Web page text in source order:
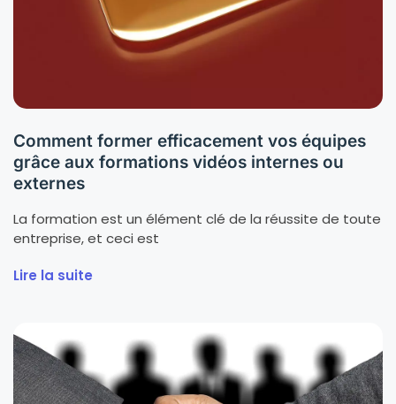
Comment former efficacement vos équipes
grâce aux formations vidéos internes ou
externes
La formation est un élément clé de la réussite de toute
entreprise, et ceci est
Lire la suite